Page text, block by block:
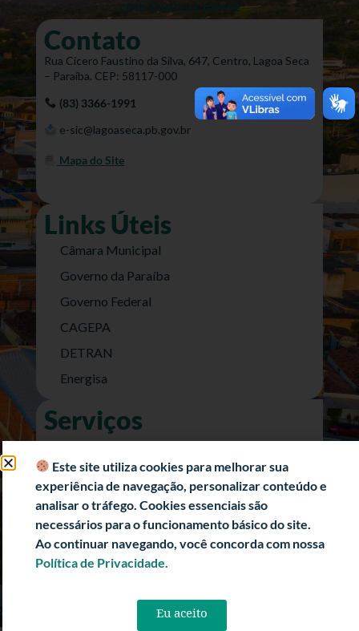
Contato
Rua Cícero Faustino da Silva, 647, Centro, Lagoa Seca
– Paraíba. CEP: 58117-000
(83) 3366-1991
e-sic@lagoaseca.pb.gov.br
Mapa do Site
Links Úteis
Câmara Municipal
Governo da Paraíba
Governo Federal
CAGEPA
DETRAN
Energisa
Serviços
Nota Fiscal Eletrônica
e-SIC (Acesso a Informação)
Transparência Fiscal
História
Informações Turísticas
Este site utiliza cookies para melhorar sua
experiência de navegação, personalizar conteúdo e
analisar o tráfego. Cookies essenciais são
necessários para o funcionamento básico do site.
Ao continuar navegando, você concorda com nossa
Política de Privacidade.
Eu aceito